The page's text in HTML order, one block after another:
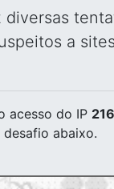
diversas
a
acesso do IP
abaixo.